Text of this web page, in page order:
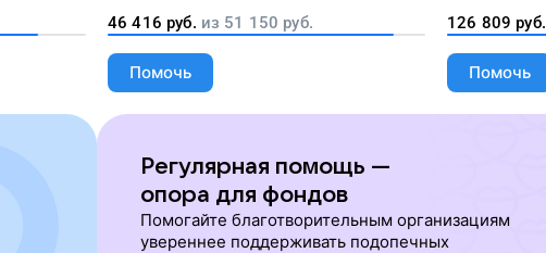
перевозки тяжелобольных людей
46 416 руб. из 51 150 руб.
Помочь
126 809 руб.
Помочь
Регулярная помощь —
опора для фондов
Помогайте благотворительным организациям
увереннее поддерживать подопечных